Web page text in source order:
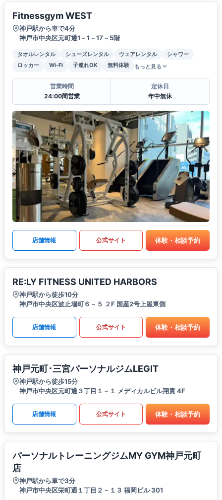
Fitnessgym WEST
神戸駅から車で4分
神戸市中央区元町通1－1－17－5階
タオルレンタル シューズレンタル ウェアレンタル
シャワー
ロッカー
Wi-Fi 子連れOK 無料体験 もっと見る
営業時間
24:00間営業
定休日
年中無休
店舗情報 公式サイト 体験・相談予約
RE:LY FITNESS UNITED HARBORS
神戸駅から徒歩10分
神戸市中央区波止場町６－５ ２F 国産2号上屋東側
店舗情報 公式サイト 体験・相談予約
神戸元町･三宮パーソナルジムLEGIT
神戸駅から徒歩15分
神戸市中央区元町通３丁目１－１ メディカルビル翔貴 4F
店舗情報 公式サイト 体験・相談予約
パーソナルトレーニングジムMY GYM神戸元町
店
神戸駅から車で3分
神戸市中央区栄町通１丁目２－１３ 福岡ビル 301